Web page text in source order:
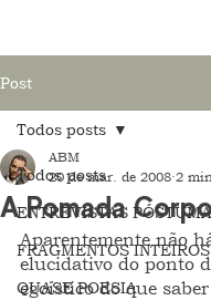
Post
Todos posts
ENTREVISTAS
FRAGMENTOS INTEIROS
QUASE POESIA
Todos posts
A Pomada
ABM
20 de mar. de 2008 2
Aparentemente não
elucidativo do ponto
egoístico do que